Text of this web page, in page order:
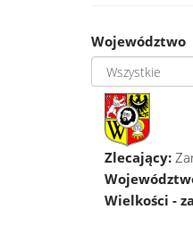
Województwo
Zlecający:
Wielkości -